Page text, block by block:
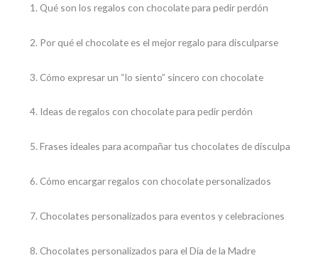
Qué son los regalos con chocolate para pedir perdón
Por qué el chocolate es el mejor regalo para disculparse
Cómo expresar un “lo siento” sincero con chocolate
Ideas de regalos con chocolate para pedir perdón
Frases ideales para acompañar tus chocolates de disculpa
Cómo encargar regalos con chocolate personalizados
Chocolates personalizados para eventos y celebraciones
Chocolates personalizados para el Día de la Madre